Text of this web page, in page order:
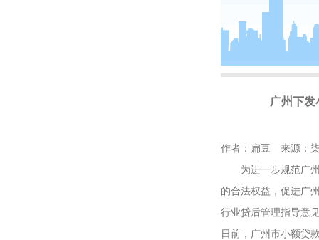
广州下
作者：扁豆 来源：
为进一步规范广州
的合法权益，促进广
行业贷后管理指导意
日前，广州市小额贷